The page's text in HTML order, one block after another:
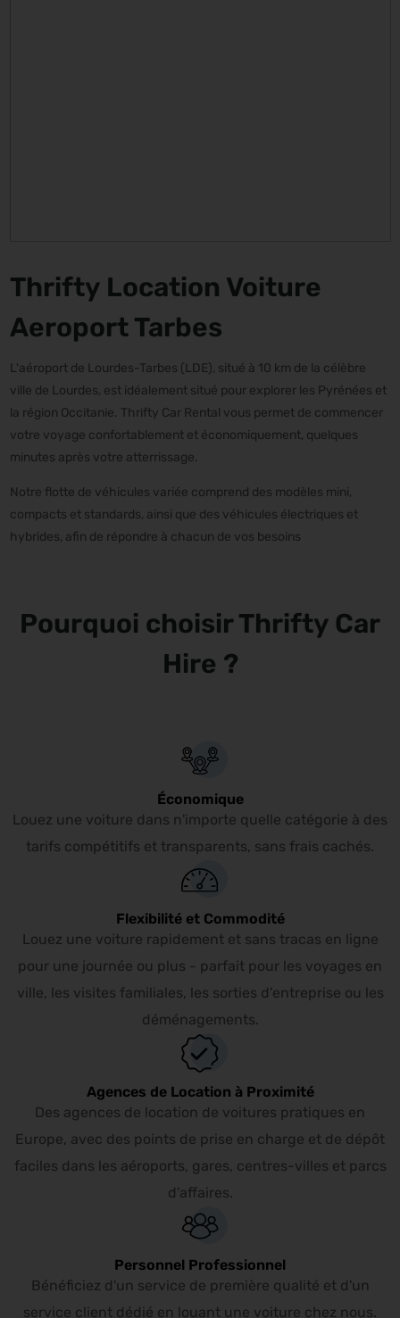
Thrifty Location Voiture
Aeroport Tarbes
L'aéroport de Lourdes-Tarbes (LDE), situé à 10 km de la célèbre
ville de Lourdes, est idéalement situé pour explorer les Pyrénées et
la région Occitanie. Thrifty Car Rental vous permet de commencer
votre voyage confortablement et économiquement, quelques
minutes après votre atterrissage.
Notre flotte de véhicules variée comprend des modèles mini,
compacts et standards, ainsi que des véhicules électriques et
hybrides, afin de répondre à chacun de vos besoins
Pourquoi choisir Thrifty Car
Hire ?
Économique
Louez une voiture dans n'importe quelle catégorie à des
tarifs compétitifs et transparents, sans frais cachés.
Flexibilité et Commodité
Louez une voiture rapidement et sans tracas en ligne
pour une journée ou plus - parfait pour les voyages en
ville, les visites familiales, les sorties d'entreprise ou les
déménagements.
Agences de Location à Proximité
Des agences de location de voitures pratiques en
Europe, avec des points de prise en charge et de dépôt
faciles dans les aéroports, gares, centres-villes et parcs
d'affaires.
Personnel Professionnel
Bénéficiez d'un service de première qualité et d'un
service client dédié en louant une voiture chez nous.